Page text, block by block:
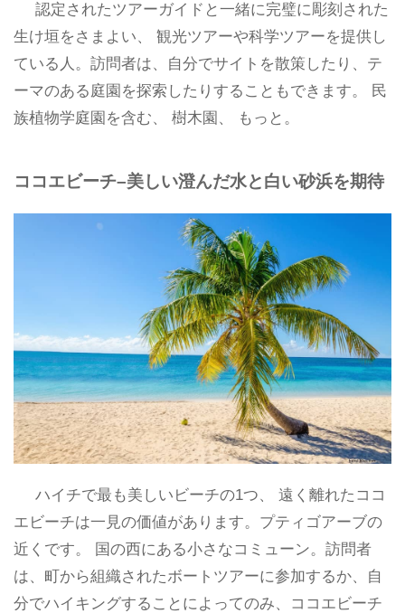
認定されたツアーガイドと一緒に完璧に彫刻された
生け垣をさまよい、 観光ツアーや科学ツアーを提供し
ている人。訪問者は、自分でサイトを散策したり、テ
ーマのある庭園を探索したりすることもできます。 民
族植物学庭園を含む、 樹木園、 もっと。
ココエビーチ–美しい澄んだ水と白い砂浜を期待
ハイチで最も美しいビーチの1つ、 遠く離れたココ
エビーチは一見の価値があります。プティゴアーブの
近くです。 国の西にある小さなコミューン。訪問者
は、町から組織されたボートツアーに参加するか、自
分でハイキングすることによってのみ、ココエビーチ